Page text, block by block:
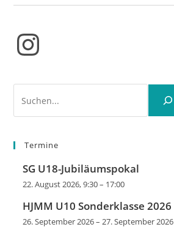
Instagram
Termine
SG U18-Jubiläumspokal
22. August 2026, 9:30– 17:00
HJMM U10 Sonderklasse 2026
26. September 2026–27. September 2026